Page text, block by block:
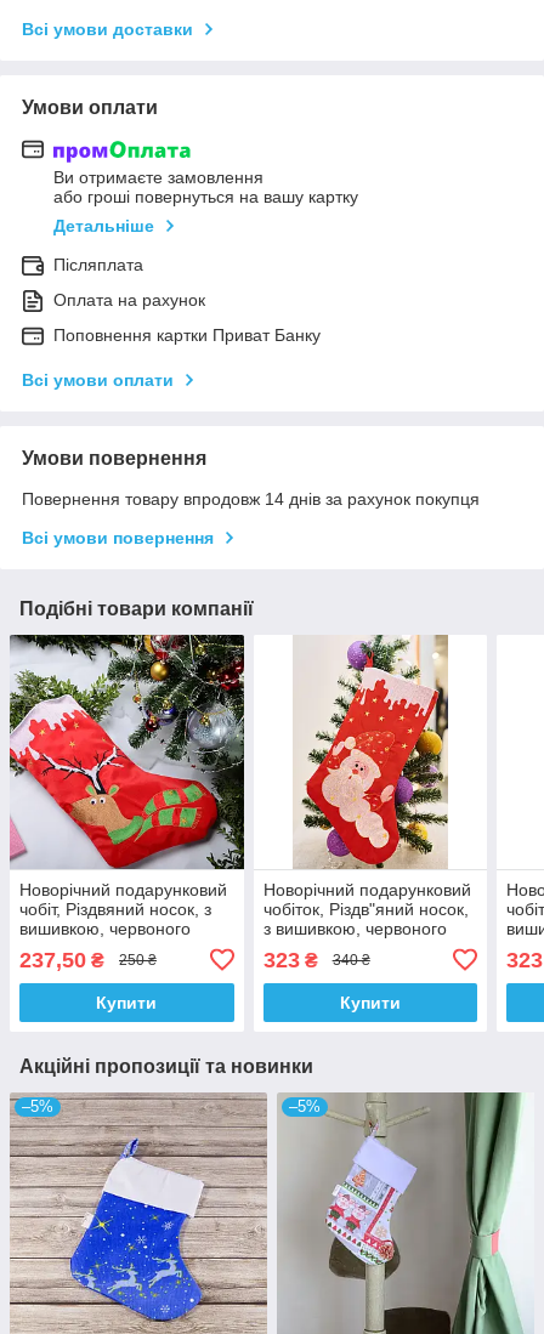
Всі умови доставки
Умови оплати
Ви отримаєте замовлення
або гроші повернуться на вашу картку
Детальніше
Післяплата
Оплата на рахунок
Поповнення картки Приват Банку
Всі умови оплати
Умови повернення
Повернення товару впродовж 14 днів за рахунок покупця
Всі умови повернення
Подібні товари компанії
Новорічний подарунковий
чобіт, Різдвяний носок, з
вишивкою, червоного
кольору, вишивка — олень
у снігу.
237,50 ₴ 250 ₴
Купити
Новорічний подарунковий
чобіток, Різдв"яний носок,
з вишивкою, червоного
кольору, вишивка - Санта
323₴ 340 ₴
Купити
на
323
Акційні пропозиції та новинки
–5% –5%